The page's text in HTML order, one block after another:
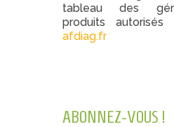
tableau des
produits
afdiag.fr
ABONNEZ-VOUS !